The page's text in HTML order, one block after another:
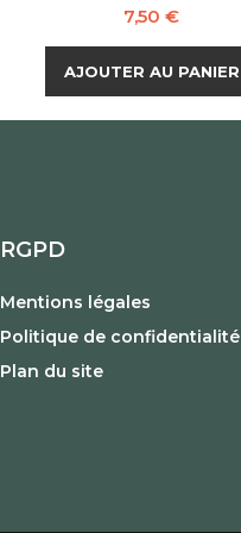
Prix
7,50 €
AJOUTER AU PANIER
RGPD
Mentions légales
Politique de confidentialité
Plan du site